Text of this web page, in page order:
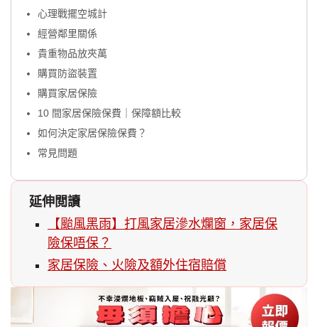
心理戰擺空城計
經營鄰里關係
貴重物品放夾萬
購買防盜裝置
購買家居保險
10 間家居保險保費｜保障額比較
如何決定家居保險保費？
常見問題
延伸閲讀
【颱風黑雨】打風家居滲水爛窗，家居保
險保唔保？
家居保險、火險及額外住宿賠償